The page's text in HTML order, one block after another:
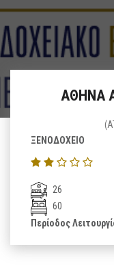
ΑΘΗΝΑ
ΞΕΝΟΔΟΧΕΙΟ
26
60
Περίοδος